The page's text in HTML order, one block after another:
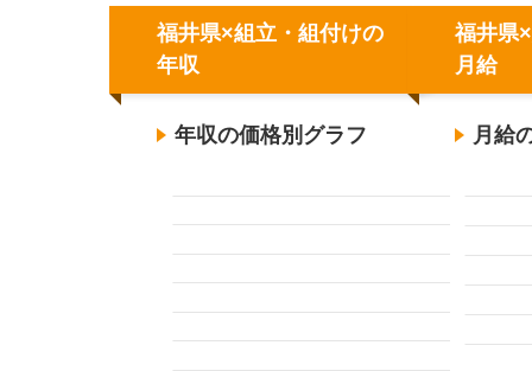
福井県×組立・組付けの
年収
年収の価格別グラフ
福井県
月給
月給